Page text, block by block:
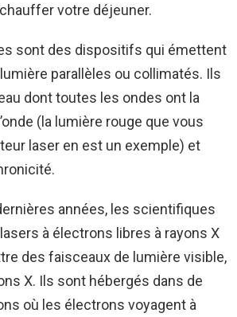
votre déjeuner.
sont des dispositifs qui émettent
parallèles ou collimatés. Ils
dont toutes les ondes ont la
(la lumière rouge que vous
laser en est un exemple) et
années, les scientifiques
à électrons libres à rayons X
des faisceaux de lumière visible,
X. Ils sont hébergés dans de
où les électrons voyagent à